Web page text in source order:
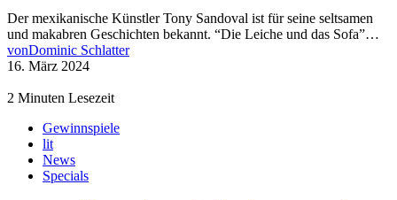
Der mexikanische Künstler Tony Sandoval ist für seine seltsamen
und makabren Geschichten bekannt. “Die Leiche und das Sofa”…
vonDominic Schlatter
16. März 2024
2 Minuten Lesezeit
Gewinnspiele
lit
News
Specials